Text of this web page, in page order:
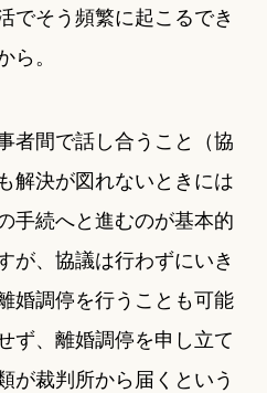
でそう頻繁に起こるでき
。
者間で話し合うこと（協
解決が図れないときには
手続へと進むのが基本的
が、協議は行わずにいき
婚調停を行うことも可能
ず、離婚調停を申し立て
が裁判所から届くという